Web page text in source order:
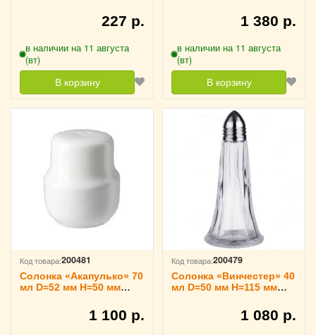
227 р.
в наличии на 11 августа
(вт)
В корзину
1 380 р.
в наличии на 11 августа
(вт)
В корзину
Код товара:200481
Солонка «Акапулько» 70
мл D=52 мм H=50 мм
1 100 р.
Код товара:200479
Солонка «Винчестер» 40
мл D=50 мм H=115 мм
1 080 р.